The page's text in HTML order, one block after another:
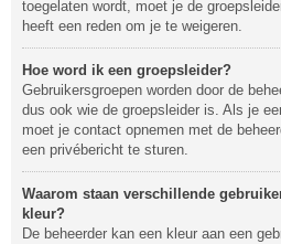
toegelaten wordt, moet je de
heeft een reden om je te weigeren.
Hoe word ik een groepsleider?
Gebruikersgroepen worden door de
dus ook wie de groepsleider is. Als je
moet je contact opnemen met de
een privébericht te sturen.
Waarom staan verschillende
kleur?
De beheerder kan een kleur aan een